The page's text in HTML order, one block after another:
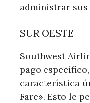
administrar sus
SUR OESTE
Southwest
pago
característica
Fare». Esto le